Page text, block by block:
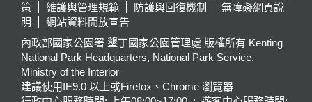
策
維護與管理規範 防護與回復機制
無障礙網頁說
明
網站資料開放宣告
內政部國家公園署 墾丁國家公園管理處 版權所有 Kenting
National Park Headquarters, National Park Service,
Ministry of the Interior
建議使用IE9.0 以上或Firefox、Chrome 瀏覽器